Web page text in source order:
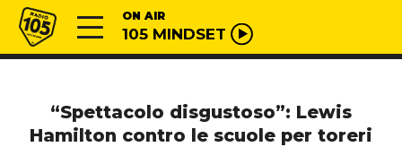
Vai al contenuto
Radio 105 ON AIR
105 MINDSET
“Spettacolo disgustoso”: Lewis
Hamilton contro le scuole per toreri